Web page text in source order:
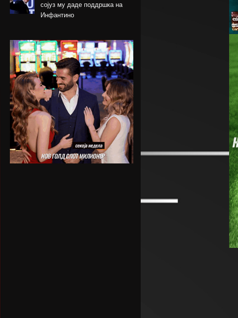
сојуз му даде поддршка на
Инфантино
за Ромеро
ПСЖ го купи најдобриот
фудбалер на Монако
Крстевски го замени МЗТ
Скопје со Куманово
Силверстоун се враќа во
календарот на Мото ГП
шампионатот